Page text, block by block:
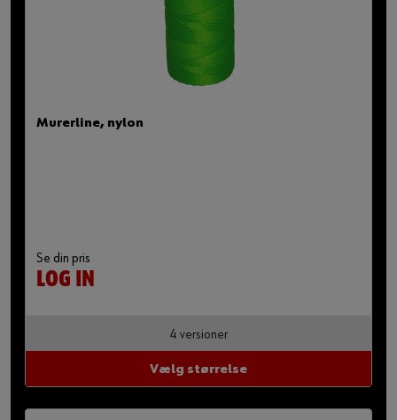
Murerline, nylon
Se din pris
LOG IN
4 versioner
Vælg størrelse